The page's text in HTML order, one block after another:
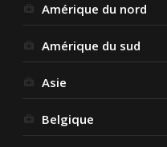
Amérique du nord
Amérique du sud
Asie
Belgique